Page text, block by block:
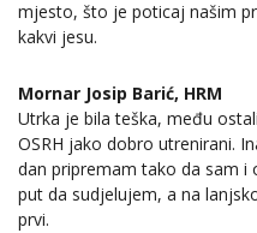
mjesto, što je poticaj našim
kakvi jesu.
Mornar Josip Barić, HRM
Utrka je bila teška, među
OSRH jako dobro utrenirani.
dan pripremam tako da sam i
put da sudjelujem, a na
prvi.